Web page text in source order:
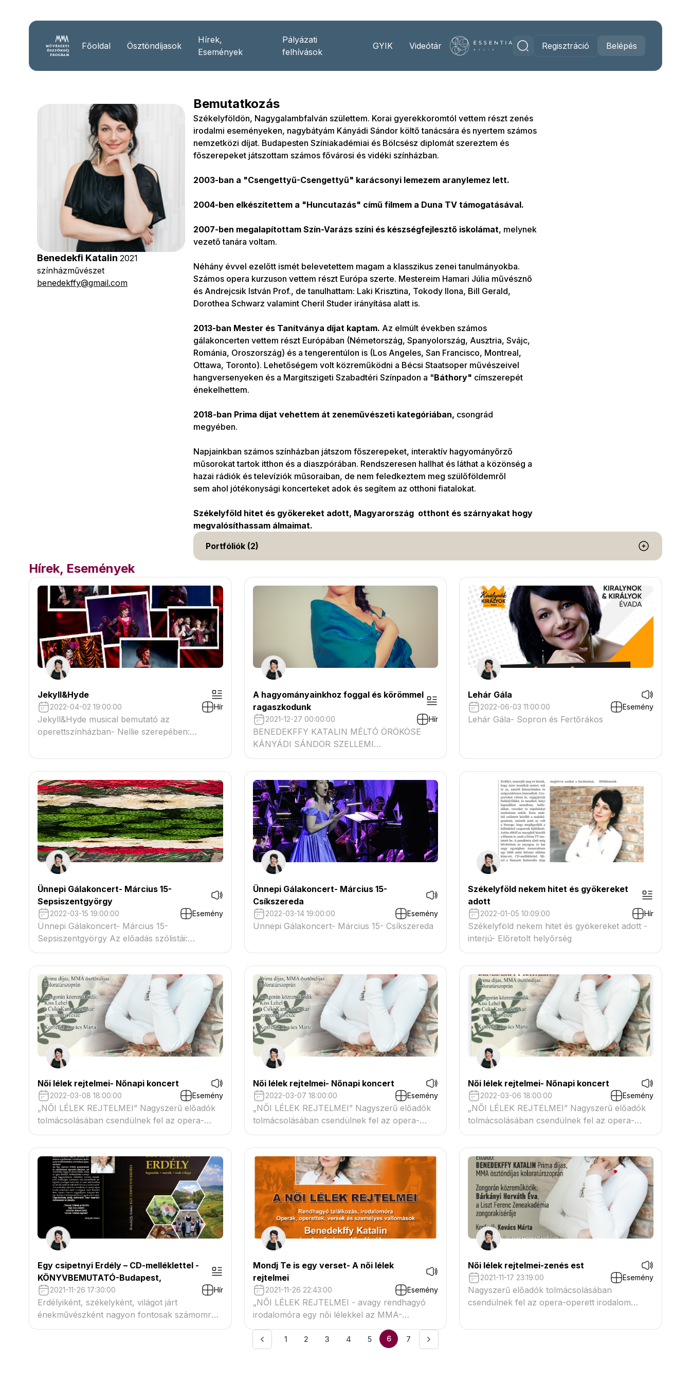
Főoldal Ösztöndíjasok
Hírek,
Események
Pályázati
felhívások
GYIK Videótár Regisztráció Belépés
Benedekfi Katalin 2021
színházművészet
benedekffy@gmail.com
Bemutatkozás
Székelyföldön, Nagygalambfalván születtem. Korai gyerekkoromtól vettem részt zenés
irodalmi eseményeken, nagybátyám Kányádi Sándor költő tanácsára és nyertem számos
nemzetközi díjat. Budapesten Színiakadémiai és Bölcsész diplomát szereztem és
főszerepeket játszottam számos fővárosi és vidéki színházban.
2003-ban a "Csengettyű-Csengettyű" karácsonyi lemezem aranylemez lett.
2004-ben elkészítettem a "Huncutazás" című filmem a Duna TV támogatásával.
2007-ben megalapítottam Szín-Varázs színi és készségfejlesztő iskolámat, melynek
vezető tanára voltam.
Néhány évvel ezelőtt ismét belevetettem magam a klasszikus zenei tanulmányokba.
Számos opera kurzuson vettem részt Európa szerte. Mestereim Hamari Júlia művésznő
és Andrejcsik István Prof., de tanulhattam: Laki Krisztina, Tokody Ilona, Bill Gerald,
Dorothea Schwarz valamint Cheril Studer irányítása alatt is.
2013-ban Mester és Tanítványa díjat kaptam. Az elmúlt években számos
gálakoncerten vettem részt Európában (Németország, Spanyolország, Ausztria, Svájc,
Románia, Oroszország) és a tengerentúlon is (Los Angeles, San Francisco, Montreal,
Ottawa, Toronto). Lehetőségem volt közreműködni a Bécsi Staatsoper művészeivel
hangversenyeken és a Margitszigeti Szabadtéri Színpadon a "Báthory" címszerepét
énekelhettem.
2018-ban Prima díjat vehettem át zeneművészeti kategóriában, csongrád
megyében.
Napjainkban számos színházban játszom főszerepeket, interaktív hagyományőrző
műsorokat tartok itthon és a diaszpórában. Rendszeresen hallhat és láthat a közönség a
hazai rádiók és televíziók műsoraiban, de nem feledkeztem meg szülőföldemről
sem ahol jótékonysági koncerteket adok és segítem az otthoni fiatalokat.
Székelyföld hitet és gyökereket adott, Magyarország otthont és szárnyakat hogy
megvalósíthassam álmaimat.
Portfóliók (2)
Hírek, Események
Jekyll&Hyde
2022-04-02 19:00:00 Hír
Jekyll&Hyde musical bemutató az
operettszínházban- Nellie szerepében:
A hagyományainkhoz foggal és körömmel
ragaszkodunk
2021-12-27 00:00:00 Hír
BENEDEKFFY KATALIN MÉLTÓ ÖRÖKÖSE
KÁNYÁDI SÁNDOR SZELLEMI
HAGYATÉKÁNAK A hagyományainkhoz foggal
és körömmel ragaszkodunk- Zorkóczy
Zenóbia cikke a Magyar Nemzetben
Lehár Gála
2022-06-03 11:00:00 Esemény
Lehár Gála- Sopron és Fertőrákos
Ünnepi Gálakoncert- Március 15-
Sepsiszentgyörgy
2022-03-15 19:00:00 Esemény
Ünnepi Gálakoncert- Március 15-
Sepsiszentgyörgy Az előadás szólistái:
Benedekffy Katalin Prima és MMA ösztondíjas
koloratúrszoprán Turpinszky Gippert Béla-
Budapesti Operaház szólistája
Ünnepi Gálakoncert- Március 15-
Csíkszereda
2022-03-14 19:00:00 Esemény
Ünnepi Gálakoncert- Március 15- Csíkszereda
Székelyföld nekem hitet és gyökereket
adott
2022-01-05 10:09:00 Hír
Székelyföld nekem hitet és gyökereket adott -
interjú- Előretolt helyőrség
Női lélek rejtelmei- Nőnapi koncert
2022-03-08 18:00:00 Esemény
„NŐI LÉLEK REJTELMEI” Nagyszerű előadók
tolmácsolásában csendülnek fel az opera-
operett irodalom legszebb és legismertebb
gyöngyszemei, szólódallamokkal,
zongoraszólókkal és érdekes történetekkel
színesítve az estét.
Női lélek rejtelmei- Nőnapi koncert
2022-03-07 18:00:00 Esemény
„NŐI LÉLEK REJTELMEI” Nagyszerű előadók
tolmácsolásában csendülnek fel az opera-
operett irodalom legszebb és legismertebb
gyöngyszemei, szólódallamokkal,
zongoraszólókkal és érdekes történetekkel
színesítve az estét.
Női lélek rejtelmei- Nőnapi koncert
2022-03-06 18:00:00 Esemény
„NŐI LÉLEK REJTELMEI” Nagyszerű előadók
tolmácsolásában csendülnek fel az opera-
operett irodalom legszebb és legismertebb
gyöngyszemei, szólódallamokkal,
zongoraszólókkal és érdekes történetekkel
színesítve az estét.
Egy csipetnyi Erdély – CD-melléklettel -
KÖNYVBEMUTATÓ-Budapest,
2021-11-26 17:30:00 Hír
Erdélyiként, székelyként, világot járt
énekművészként nagyon fontosak számomra
a gyökereim, a kultúrám ápolása és
Mondj Te is egy verset- A női lélek
rejtelmei
2021-11-26 22:43:00 Esemény
„NŐI LÉLEK REJTELMEI - avagy rendhagyó
irodalomóra egy női lélekkel az MMA-
ösztöndíjas koloratúrszoprán Benedekffy
Katalinnal
Női lélek rejtelmei-zenés est
2021-11-17 23:19:00 Esemény
Nagyszerű előadók tolmácsolásában
csendülnek fel az opera-operett irodalom
szólódallamokkal, zongoraszólókkal és
1 2 3 4 5 6 7